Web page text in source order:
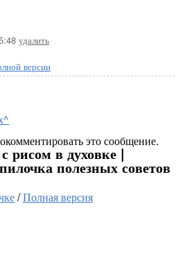
удалить
версии
это сообщение.
в духовке |
полезных советов
/Полная версия